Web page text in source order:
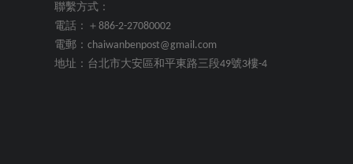
聯繫方式：
電話：＋886-2-27080002
電郵：chaiwanbenpost@gmail.com
地址：台北市大安區和平東路三段49號3樓-4